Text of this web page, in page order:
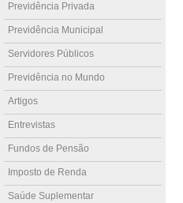
Previdência Privada
Previdência Municipal
Servidores Públicos
Previdência no Mundo
Artigos
Entrevistas
Fundos de Pensão
Imposto de Renda
Saúde Suplementar